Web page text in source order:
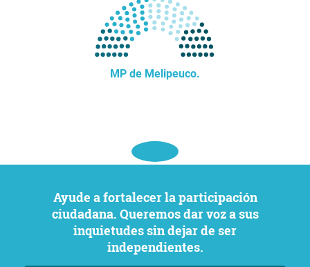
MP de Melipeuco.
Ayude a fortalecer la participación
ciudadana. Queremos dar voz a sus
inquietudes sin dejar de ser
independientes.